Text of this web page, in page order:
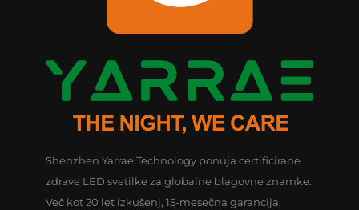
Shenzhen Yarrae Technology ponuja certificirane
zdrave LED svetilke za globalne blagovne znamke.
Več kot 20 let izkušenj, 15-mesečna garancija,